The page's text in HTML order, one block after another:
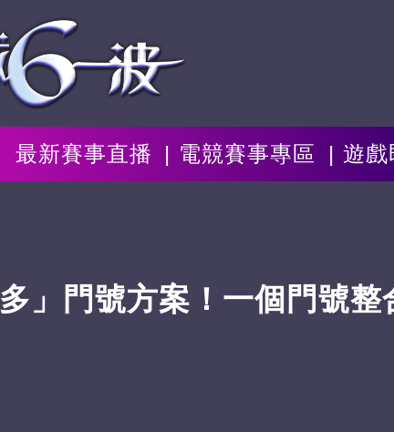
最新賽事直播 電競賽事專區 遊戲
」門號方案！一個門號